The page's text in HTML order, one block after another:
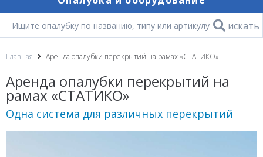
искать
Главная Аренда опалубки перекрытий на рамах «СТАТИКО»
Аренда опалубки перекрытий на
рамах «СТАТИКО»
Одна система для различных перекрытий